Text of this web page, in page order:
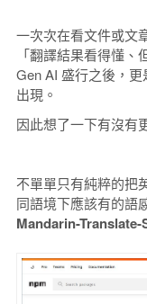
一次次在看文件或文
「翻譯結果看得懂
Gen AI 盛行之後，
出現。
因此想了一下有沒有
不單單只有純粹的把
同語境下應該有的語
Mandarin-Translate-